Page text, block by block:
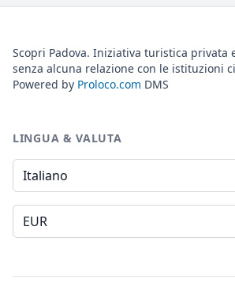
Scopri Padova. Iniziativa turistica privata
senza alcuna relazione con le istituzioni
Powered by Proloco.com DMS
LINGUA & VALUTA
Lingua
Valuta